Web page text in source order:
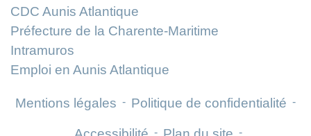
CDC Aunis Atlantique
Préfecture de la Charente-Maritime
Intramuros
Emploi en Aunis Atlantique
Mentions légales - Politique de confidentialité -
- -